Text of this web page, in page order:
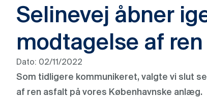
Selinevej åbner
modtagelse af
Dato: 02/11/2022
Som tidligere kommunikeret, valgte vi slut
af ren asfalt på vores Københavnske anlæg.